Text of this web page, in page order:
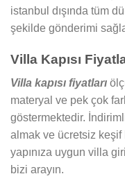
istanbul dışında tüm
şekilde gönderimi
Villa Kapısı
Villa kapısı fiyatları
materyal ve pek çok
göstermektedir.
almak ve ücretsiz
yapınıza uygun villa
bizi arayın.